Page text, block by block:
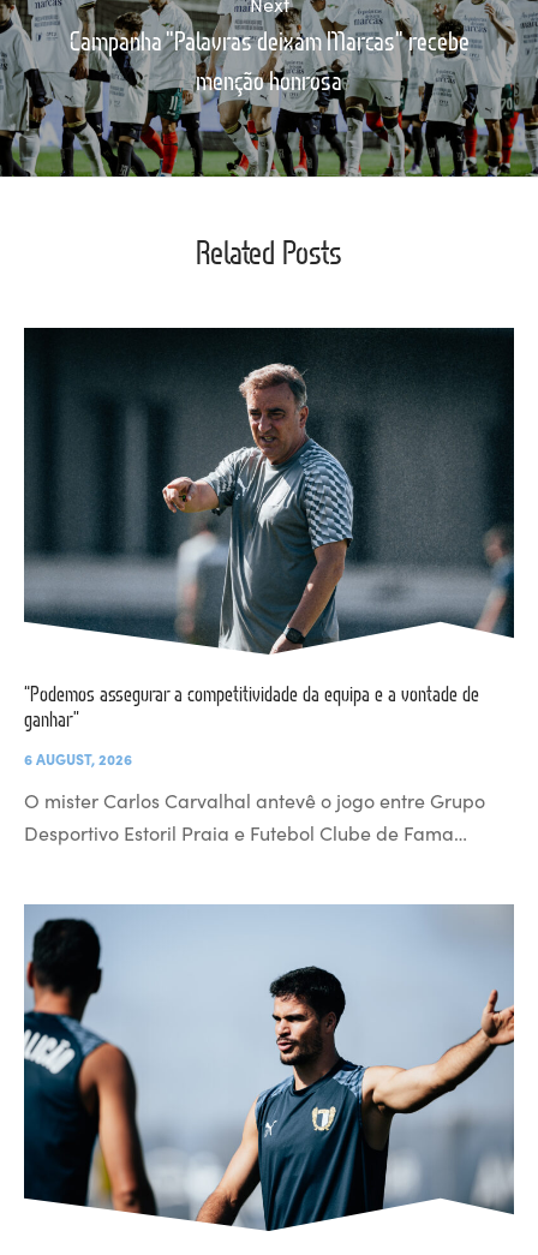
Campanha "Palavras deixam Marcas" recebe
menção honrosa
Related Posts
“Podemos assegurar a competitividade da equipa e a vontade de
ganhar”
6 AUGUST, 2026
O mister Carlos Carvalhal antevê o jogo entre Grupo
Desportivo Estoril Praia e Futebol Clube de Fama…